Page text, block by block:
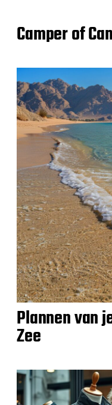
Camper of
Plannen van
Zee